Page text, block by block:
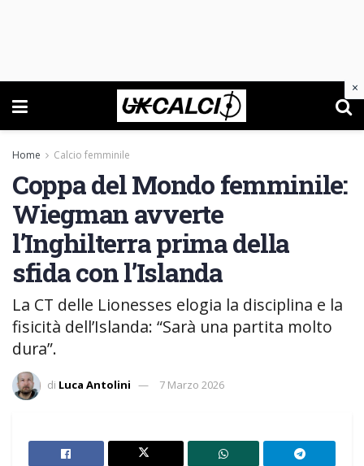
Home Calcio femminile
Coppa del Mondo femminile:
Wiegman avverte
l’Inghilterra prima della
sfida con l’Islanda
La CT delle Lionesses elogia la disciplina e la
fisicità dell’Islanda: “Sarà una partita molto
dura”.
di Luca Antolini 7 Marzo 2026
×